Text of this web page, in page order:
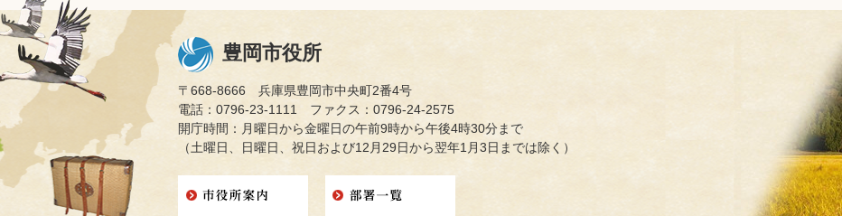
豊岡市役所
〒668-8666 兵庫県豊岡市中央町2番4号
電話：0796-23-1111 ファクス：0796-24-2575
開庁時間：月曜日から金曜日の午前9時から午後4時30分まで
（土曜日、日曜日、祝日および12月29日から翌年1月3日までは除く）